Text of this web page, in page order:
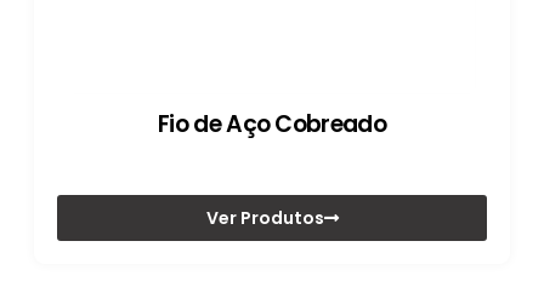
Fio de Aço Cobreado
Ver Produtos